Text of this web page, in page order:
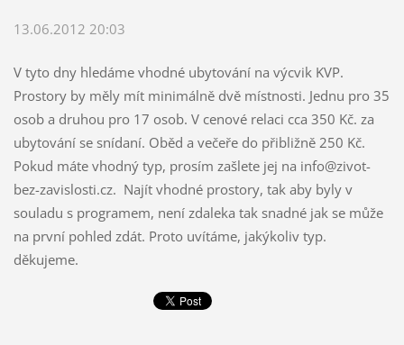
13.06.2012 20:03
V tyto dny hledáme vhodné ubytování na výcvik KVP.
Prostory by měly mít minimálně dvě místnosti. Jednu pro 35
osob a druhou pro 17 osob. V cenové relaci cca 350 Kč. za
ubytování se snídaní. Oběd a večeře do přibližně 250 Kč.
Pokud máte vhodný typ, prosím zašlete jej na info@zivot-
bez-zavislosti.cz. Najít vhodné prostory, tak aby byly v
souladu s programem, není zdaleka tak snadné jak se může
na první pohled zdát. Proto uvítáme, jakýkoliv typ.
děkujeme.